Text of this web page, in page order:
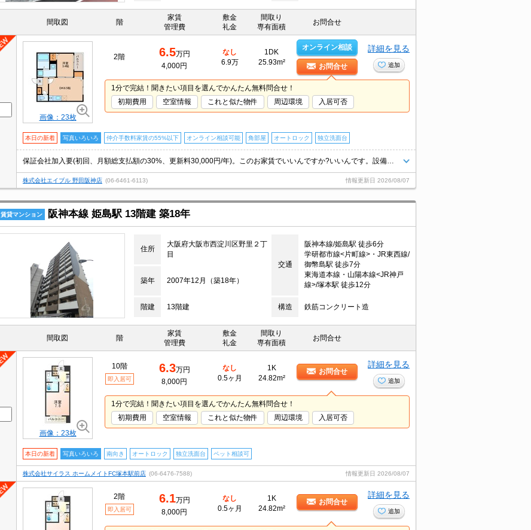
間取図 階
家賃
管理費
敷金
礼金
間取り
専有面積
お問合せ
画像：23枚
2階 6.5万円
4,000円
なし
6.9万
1DK
25.93m²
オンライン相談
お問合せ
詳細を見る
追加
1分で完結！聞きたい項目を選んでかんたん無料問合せ！
初期費用
空室情報 これと似た物件 周辺環境 入居可否
本日の新着 写真いろいろ 仲介手数料家賃の55%以下 オンライン相談可能 角部屋 オートロック 独立洗面台
株式会社エイブル 野田阪神店 (06-6461-6113) 情報更新日 2026/08/07
賃貸マンション 阪神本線 姫島駅 13階建 築18年
住所
大阪府大阪市西淀川区野里２丁
目
交通
阪神本線/姫島駅 徒歩6分
学研都市線<片町線>・JR東西線/
御幣島駅 徒歩7分
東海道本線・山陽本線<JR神戸
線>/塚本駅 徒歩12分
築年 2007年12月（築18年）
階建 13階建 構造 鉄筋コンクリート造
間取図 階
家賃
管理費
敷金
礼金
間取り
専有面積
お問合せ
画像：23枚
10階
即入居可
6.3万円
8,000円
なし
0.5ヶ月
1K
24.82m²
お問合せ
詳細を見る
追加
1分で完結！聞きたい項目を選んでかんたん無料問合せ！
初期費用
空室情報 これと似た物件 周辺環境 入居可否
本日の新着 写真いろいろ 南向き オートロック 独立洗面台 ペット相談可
株式会社サイラス ホームメイトFC塚本駅前店 (06-6476-7588) 情報更新日 2026/08/07
2階
即入居可
6.1万円
8,000円
なし
0.5ヶ月
1K
24.82m²
お問合せ
詳細を見る
追加